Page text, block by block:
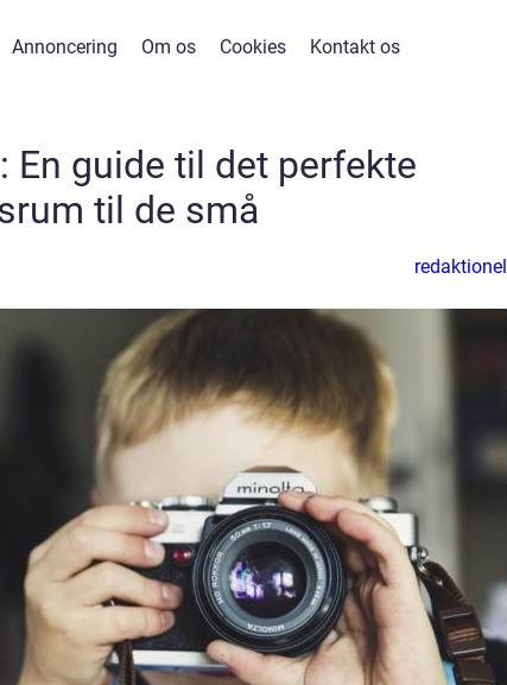
Annoncering Om os Cookies Kontakt os
En guide til det perfekte
til de små
redaktionel